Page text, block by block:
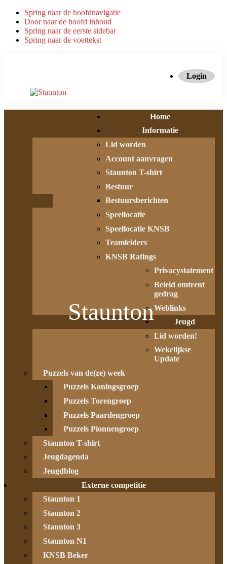
Spring naar de hoofdnavigatie
Door naar de hoofd inhoud
Spring naar de eerste sidebar
Spring naar de voettekst
Login
Staunton
Home
Informatie
Lid worden
Account aanvragen
Staunton T-shirt
Bestuur
Bestuursberichten
Speellocatie
Speellocatie KNSB
Teamleiders
KNSB Ratings
Privacystatement
Beleid omtrent
gedrag
Weblinks
Jeugd
Lid worden!
Wekelijkse
Update
Puzzels van de(ze) week
Puzzels Koningsgroep
Puzzels Torengroep
Puzzels Paardengroep
Puzzels Pionnengroep
Staunton T-shirt
Jeugdagenda
Jeugdblog
Externe competitie
Staunton 1
Staunton 2
Staunton 3
Staunton N1
KNSB Beker